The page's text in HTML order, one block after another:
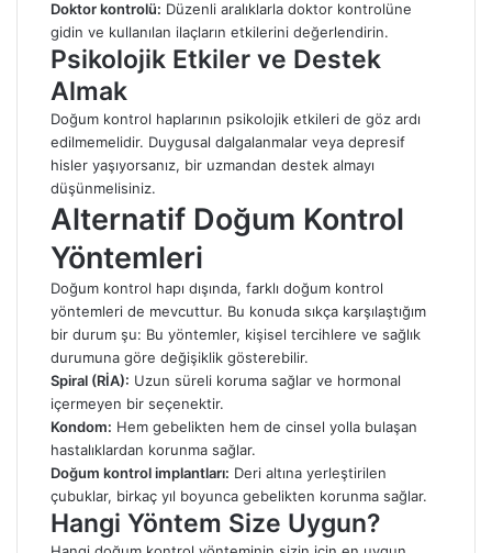
Doktor kontrolü: Düzenli aralıklarla doktor kontrolüne
gidin ve kullanılan ilaçların etkilerini değerlendirin.
Psikolojik Etkiler ve Destek
Almak
Doğum kontrol haplarının psikolojik etkileri de göz ardı
edilmemelidir. Duygusal dalgalanmalar veya depresif
hisler yaşıyorsanız, bir uzmandan destek almayı
düşünmelisiniz.
Alternatif Doğum Kontrol
Yöntemleri
Doğum kontrol hapı dışında, farklı doğum kontrol
yöntemleri de mevcuttur. Bu konuda sıkça karşılaştığım
bir durum şu: Bu yöntemler, kişisel tercihlere ve sağlık
durumuna göre değişiklik gösterebilir.
Spiral (RİA): Uzun süreli koruma sağlar ve hormonal
içermeyen bir seçenektir.
Kondom: Hem gebelikten hem de cinsel yolla bulaşan
hastalıklardan korunma sağlar.
Doğum kontrol implantları: Deri altına yerleştirilen
çubuklar, birkaç yıl boyunca gebelikten korunma sağlar.
Hangi Yöntem Size Uygun?